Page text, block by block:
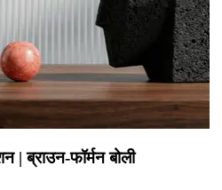
| ब्राउन-फॉर्मन बोली